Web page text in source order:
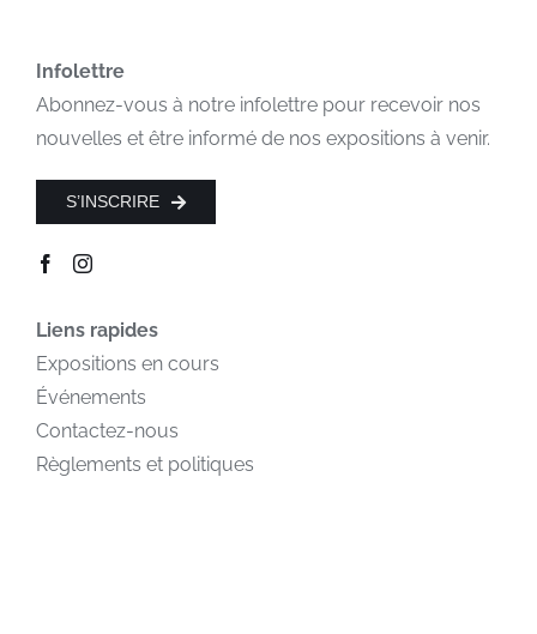
Infolettre
Abonnez-vous à notre infolettre pour recevoir nos
nouvelles et être informé de nos expositions à venir.
S’INSCRIRE
Liens rapides
Expositions en cours
Événements
Contactez-nous
Règlements et politiques